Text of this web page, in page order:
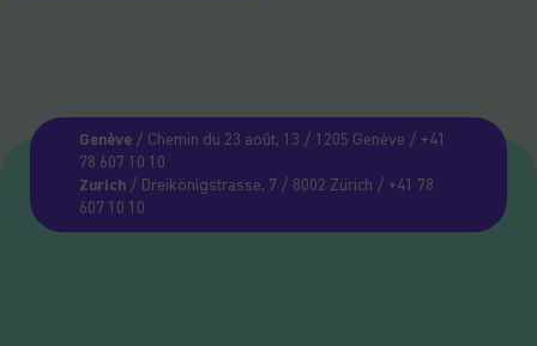
Genève/ Chemin du 23 août, 13 / 1205 Genève / +41
78 607 10 10
Zurich/ Dreikönigstrasse, 7 / 8002 Zürich / +41 78
607 10 10